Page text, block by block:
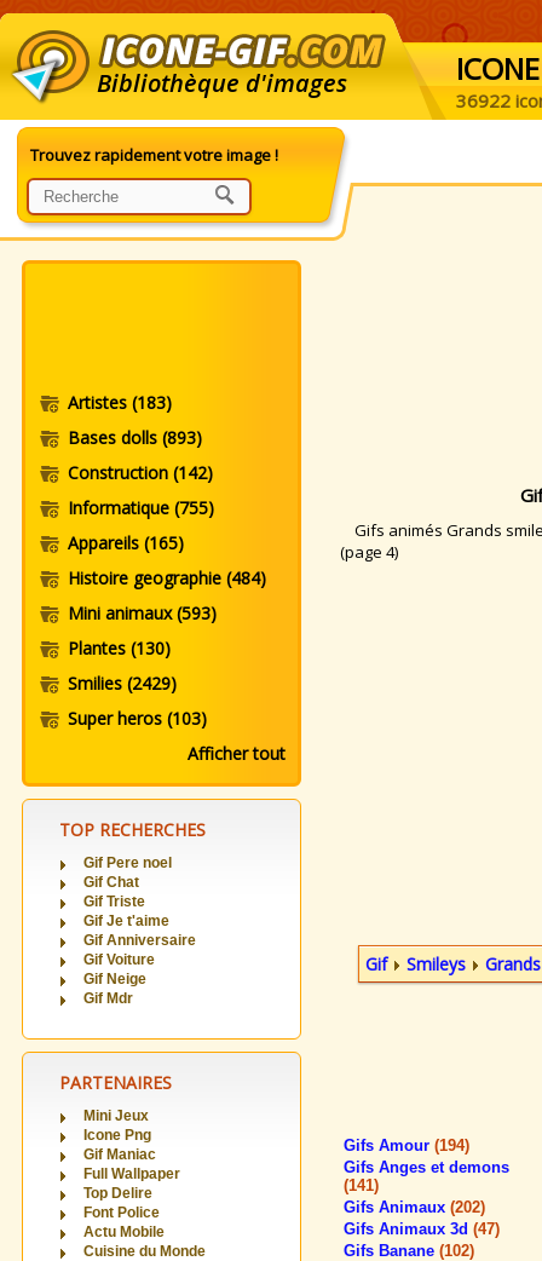
Bibliothèque d'images ICONE
36922
Trouvez rapidement votre image !
Artistes (183)
Bases dolls (893)
Construction (142)
Informatique (755)
Appareils (165)
Histoire geographie (484)
Mini animaux(593)
Plantes (130)
Smilies (2429)
Super heros (103)
Afficher tout
TOP RECHERCHES
Gif Pere noel
Gif Chat
Gif Triste
Gif Je t'aime
Gif Anniversaire
Gif Voiture
Gif Neige
Gif Mdr
PARTENAIRES
Mini Jeux
Icone Png
Gif Maniac
Full Wallpaper
Top Delire
Font Police
Actu Mobile
Cuisine du Monde
Gifs animés Grands
(page 4)
Gif Smileys
Gifs Amour (194)
Gifs Anges et demons
(141)
Gifs Animaux (202)
Gifs Animaux 3d (47)
Gifs Banane (102)